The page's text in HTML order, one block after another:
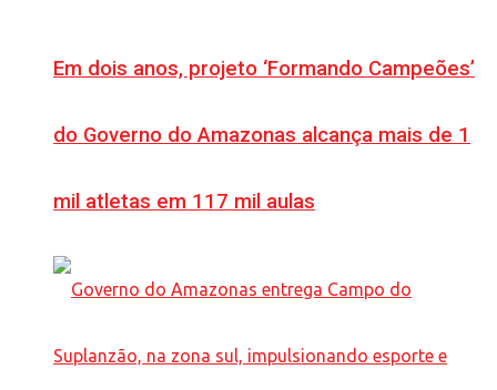
Em dois anos, projeto ‘Formando Campeões’
do Governo do Amazonas alcança mais de 1
mil atletas em 117 mil aulas